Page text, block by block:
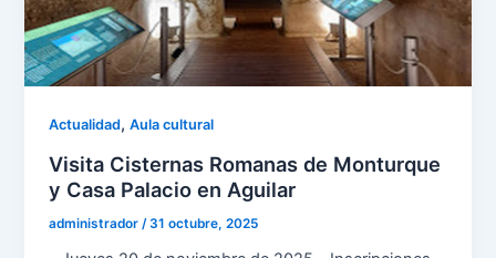
Actualidad,Aula cultural
Visita Cisternas Romanas de Monturque
y Casa Palacio en Aguilar
administrador /31 octubre, 2025